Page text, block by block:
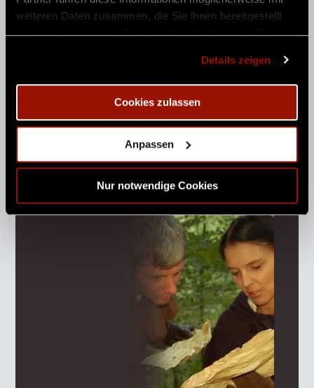
weiteren Daten zusammen, die Sie ihnen bereitgestellt
haben oder die sie im Rahmen Ihrer Nutzung der Dienste
Details zeigen
Cookies zulassen
Anpassen
Nur notwendige Cookies
E-Mail
Datenschutzbestimmungen. (Link)